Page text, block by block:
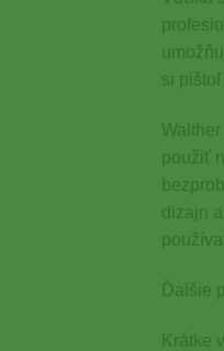
si pištoľ
použiť
dizajn
Ďalšie
Krátke